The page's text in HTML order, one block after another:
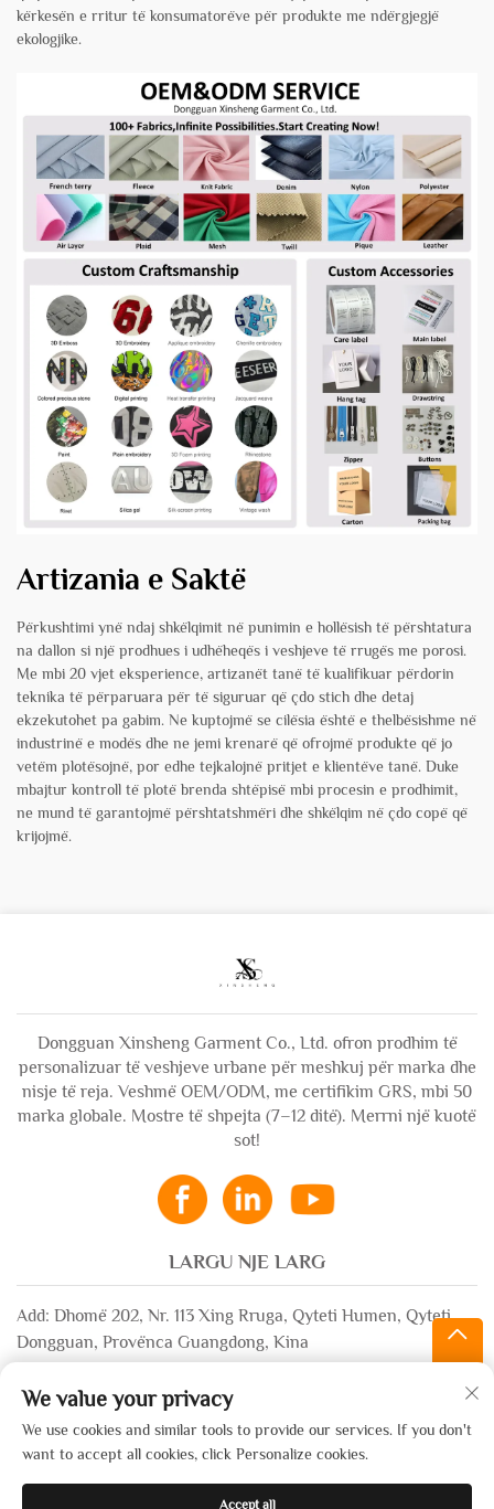
kërkesën e rritur të konsumatorëve për produkte me ndërgjegjë
ekologjike.
Artizania e Saktë
Përkushtimi ynë ndaj shkëlqimit në punimin e hollësish të përshtatura
na dallon si një prodhues i udhëheqës i veshjeve të rrugës me porosi.
Me mbi 20 vjet eksperience, artizanët tanë të kualifikuar përdorin
teknika të përparuara për të siguruar që çdo stich dhe detaj
ekzekutohet pa gabim. Ne kuptojmë se cilësia është e thelbësishme në
industrinë e modës dhe ne jemi krenarë që ofrojmë produkte që jo
vetëm plotësojnë, por edhe tejkalojnë pritjet e klientëve tanë. Duke
mbajtur kontroll të plotë brenda shtëpisë mbi procesin e prodhimit,
ne mund të garantojmë përshtatshmëri dhe shkëlqim në çdo copë që
krijojmë.
Dongguan Xinsheng Garment Co., Ltd. ofron prodhim të
personalizuar të veshjeve urbane për meshkuj për marka dhe
nisje të reja. Veshmë OEM/ODM, me certifikim GRS, mbi 50
marka globale. Mostre të shpejta (7–12 ditë). Merrni një kuotë
sot!
LARGU NJE LARG
Add: Dhomë 202, Nr. 113 Xing Rruga, Qyteti Humen, Qyteti
Dongguan, Provënca Guangdong, Kina
+86-13532483058
We value your privacy
We use cookies and similar tools to provide our services. If you don't
want to accept all cookies, click Personalize cookies.
Accept all